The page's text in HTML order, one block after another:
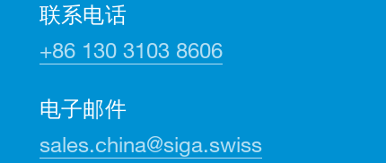
联系电话
+86 130 3103 8606
电子邮件
sales.china@siga.swiss